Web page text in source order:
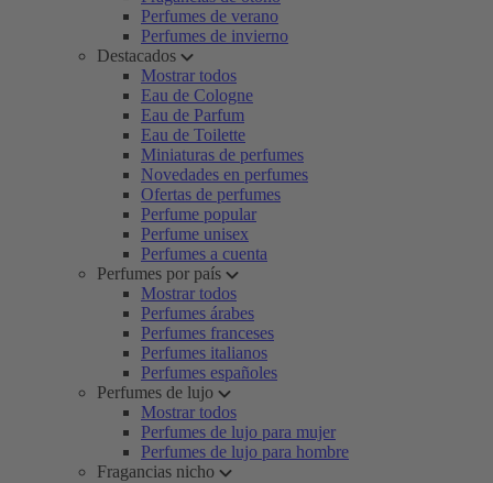
Perfumes de verano
Perfumes de invierno
Destacados
Mostrar todos
Eau de Cologne
Eau de Parfum
Eau de Toilette
Miniaturas de perfumes
Novedades en perfumes
Ofertas de perfumes
Perfume popular
Perfume unisex
Perfumes a cuenta
Perfumes por país
Mostrar todos
Perfumes árabes
Perfumes franceses
Perfumes italianos
Perfumes españoles
Perfumes de lujo
Mostrar todos
Perfumes de lujo para mujer
Perfumes de lujo para hombre
Fragancias nicho